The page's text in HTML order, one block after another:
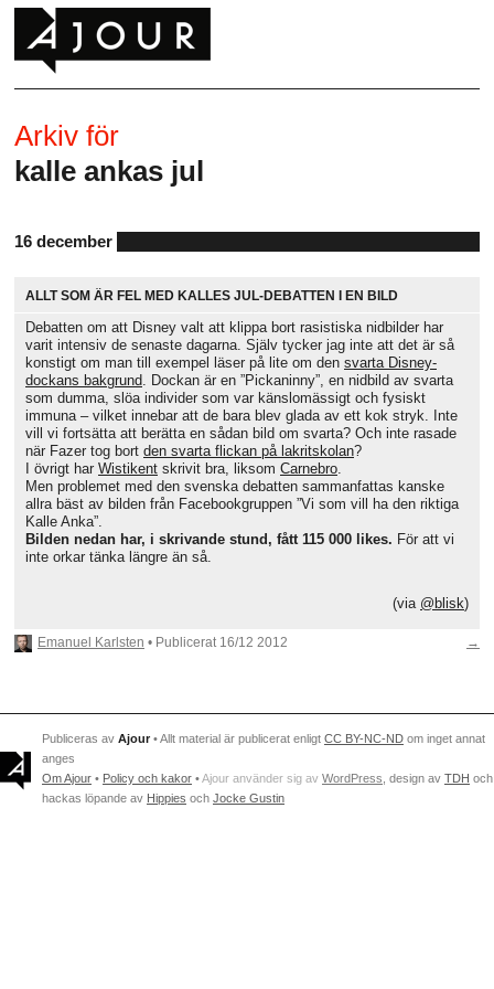
Arkiv för
kalle ankas jul
16 december
ALLT SOM ÄR FEL MED KALLES JUL-DEBATTEN I EN BILD
Debatten om att Disney valt att klippa bort rasistiska nidbilder har
varit intensiv de senaste dagarna. Själv tycker jag inte att det är så
konstigt om man till exempel läser på lite om den svarta Disney-
dockans bakgrund . Dockan är en ”Pickaninny”, en nidbild av svarta
som dumma, slöa individer som var känslomässigt och fysiskt
immuna – vilket innebar att de bara blev glada av ett kok stryk. Inte
vill vi fortsätta att berätta en sådan bild om svarta? Och inte rasade
när Fazer tog bort den svarta flickan på lakritskolan?
I övrigt har Wistikent skrivit bra, liksom Carnebro
Men problemet med den svenska debatten sammanfattas kanske
allra bäst av bilden från Facebookgruppen ”Vi som vill ha den riktiga
Kalle Anka”.
Bilden nedan har, i skrivande stund, fått 115 000 likes. För att vi
inte orkar tänka längre än så.
(via @blisk)
→
Emanuel Karlsten • Publicerat 16/12 2012
Publiceras av Ajour • Allt material är publicerat enligt CC BY-NC-ND om inget annat
anges
Om Ajour • Policy och kakor •Ajour använder sig av WordPress , design av TDH och
hackas löpande av Hippies och Jocke Gustin